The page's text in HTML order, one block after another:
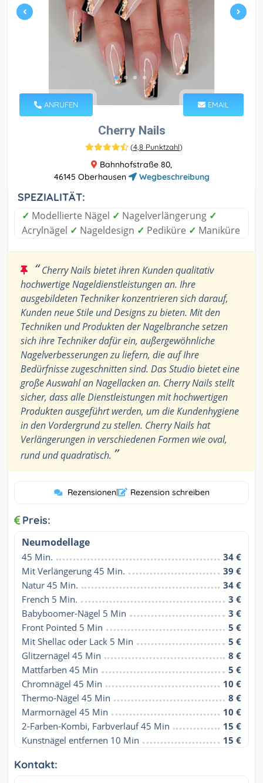
ANRUFEN EMAIL
Cherry Nails
(4,8 Punktzahl)
Bahnhofstraße 80,
46145 Oberhausen
Wegbeschreibung
SPEZIALITÄT:
✓ Modellierte Nägel ✓ Nagelverlängerung ✓
Acrylnägel ✓ Nageldesign ✓ Pediküre ✓ Maniküre
“Cherry Nails bietet ihren Kunden qualitativ
hochwertige Nageldienstleistungen an. Ihre
ausgebildeten Techniker konzentrieren sich darauf,
Kunden neue Stile und Designs zu bieten. Mit den
Techniken und Produkten der Nagelbranche setzen
sich ihre Techniker dafür ein, außergewöhnliche
Nagelverbesserungen zu liefern, die auf Ihre
Bedürfnisse zugeschnitten sind. Das Studio bietet eine
große Auswahl an Nagellacken an. Cherry Nails stellt
sicher, dass alle Dienstleistungen mit hochwertigen
Produkten ausgeführt werden, um die Kundenhygiene
in den Vordergrund zu stellen. Cherry Nails hat
Verlängerungen in verschiedenen Formen wie oval,
rund und quadratisch. ”
Rezensionen| Rezension schreiben
Preis:
Neumodellage
45 Min.
34 €
Mit Verlängerung 45 Min.
39 €
Natur 45 Min.
34 €
French 5 Min.
3 €
Babyboomer-Nägel 5 Min
3 €
Front Pointed 5 Min
5 €
Mit Shellac oder Lack 5 Min
5 €
Glitzernägel 45 Min
8 €
Mattfarben 45 Min
5 €
Chromnägel 45 Min
10 €
Thermo-Nägel 45 Min
8 €
Marmornägel 45 Min
10 €
2-Farben-Kombi, Farbverlauf 45 Min
15 €
Kunstnägel entfernen 10 Min
15 €
Kontakt: